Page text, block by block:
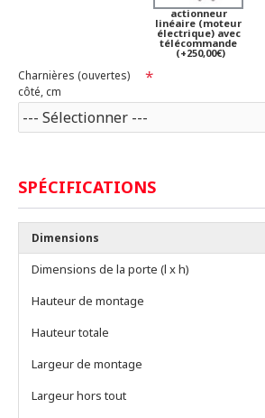
actionneur
linéaire (moteur
électrique) avec
télécommande
(+250,00€)
Charnières (ouvertes)
côté, cm
SPÉCIFICATIONS
Dimensions
Dimensions de la porte (l x h)
Hauteur de montage
Hauteur totale
Largeur de montage
Largeur hors tout